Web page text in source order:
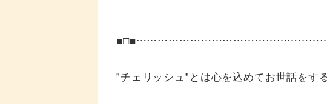
”チェリッシュ”とは心を込めてお世話をす